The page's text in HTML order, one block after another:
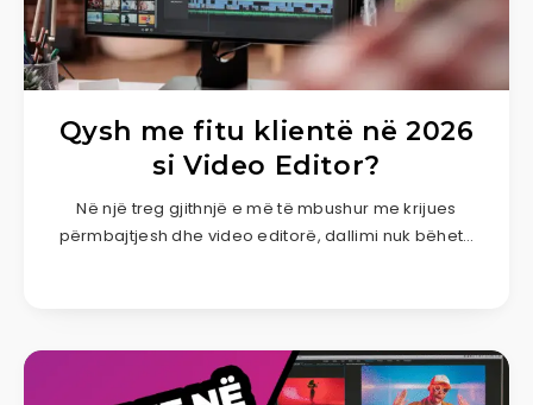
Qysh me fitu klientë në 2026
si Video Editor?
Në një treg gjithnjë e më të mbushur me krijues
përmbajtjesh dhe video editorë, dallimi nuk bëhet…